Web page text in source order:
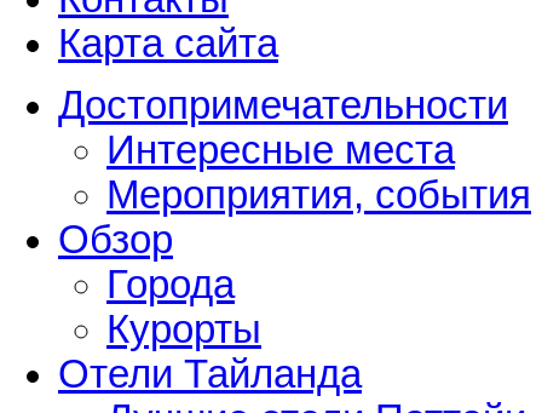
Карта сайта
Достопримечательности
Интересные места
Мероприятия, события
Обзор
Города
Курорты
Отели Тайланда